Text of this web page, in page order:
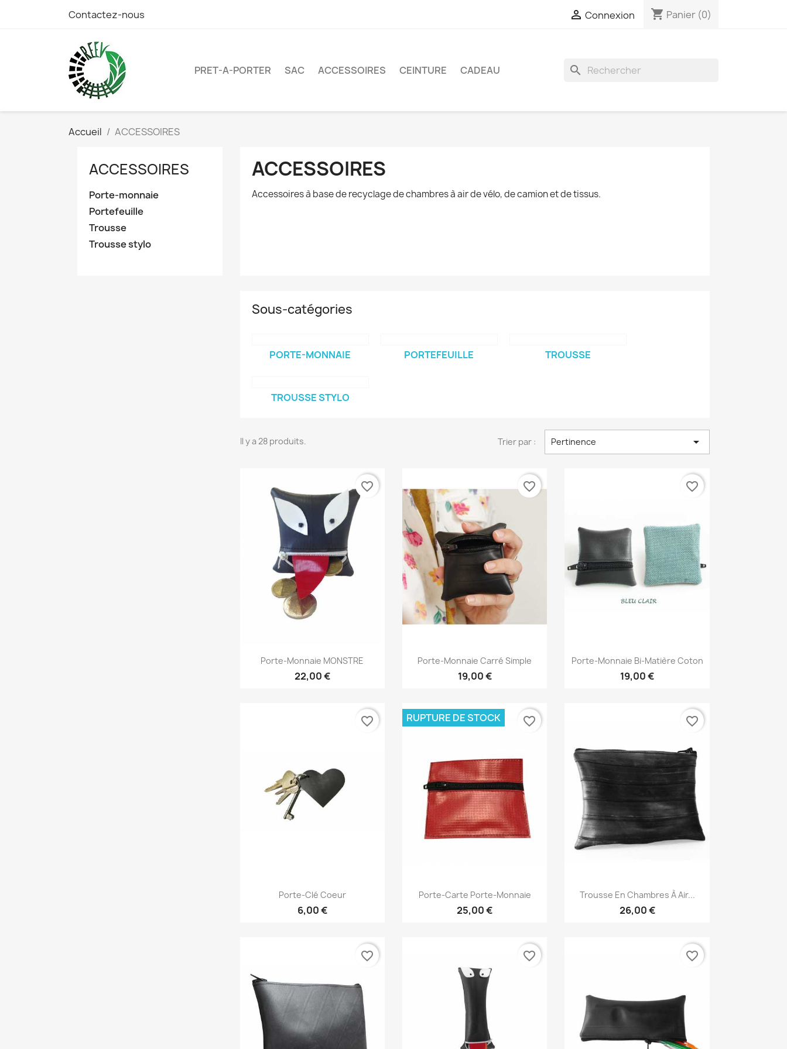
Contactez-nous  Connexion shopping_cart Panier (0)
PRET-A-PORTER SAC ACCESSOIRES CEINTURE CADEAU search
Accueil ACCESSOIRES
ACCESSOIRES
Porte-monnaie
Portefeuille
Trousse
Trousse stylo
ACCESSOIRES
Accessoires à base de recyclage de chambres à air de vélo, de camion et de tissus.
Sous-catégories
PORTE-MONNAIE PORTEFEUILLE TROUSSE
TROUSSE STYLO
Il y a 28 produits. Trier par : Pertinence 
Aperçu rapide
Porte-Monnaie MONSTRE
22,00 €
favorite_border
Aperçu rapide
Porte-Monnaie Carré Simple
19,00 €
favorite_border
Aperçu rapide
Porte-Monnaie Bi-Matière Coton
19,00 €
favorite_border
Aperçu rapide
Porte-Clé Coeur
6,00 €
favorite_border
Aperçu rapide
Porte-Carte Porte-Monnaie
25,00 €
RUPTURE DE STOCK favorite_border
Aperçu rapide
Trousse En Chambres À Air...
26,00 €
favorite_border
favorite_border favorite_border favorite_border